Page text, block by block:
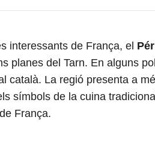
interessants de França, el
planes del Tarn. En alguns
La regió presenta a
símbols de la cuina
França.